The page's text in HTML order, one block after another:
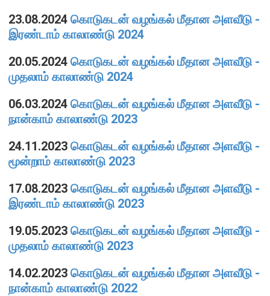
எக்ஸ்டர் அறிக்கை
நாணயக் கொள்கை
நிதியியல் முறைமை
நிதியியல் முறைமை உறுதிப்பாடு
23.08.2024கொடுகடன் வழங்கல் மீதான அளவீடு -
இரண்டாம் காலாண்டு 2024
20.05.2024கொடுகடன் வழங்கல் மீதான அளவீடு -
முதலாம் காலாண்டு 2024
06.03.2024கொடுகடன் வழங்கல் மீதான அளவீடு -
நான்காம் காலாண்டு 2023
24.11.2023கொடுகடன் வழங்கல் மீதான அளவீடு -
மூன்றாம் காலாண்டு 2023
17.08.2023கொடுகடன் வழங்கல் மீதான அளவீடு -
இரண்டாம் காலாண்டு 2023
19.05.2023கொடுகடன் வழங்கல் மீதான அளவீடு -
முதலாம் காலாண்டு 2023
14.02.2023கொடுகடன் வழங்கல் மீதான அளவீடு -
நான்காம் காலாண்டு 2022